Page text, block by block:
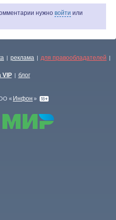
нужно войти или
| реклама | для правообладателей |
VIP | блог
« Инфон »